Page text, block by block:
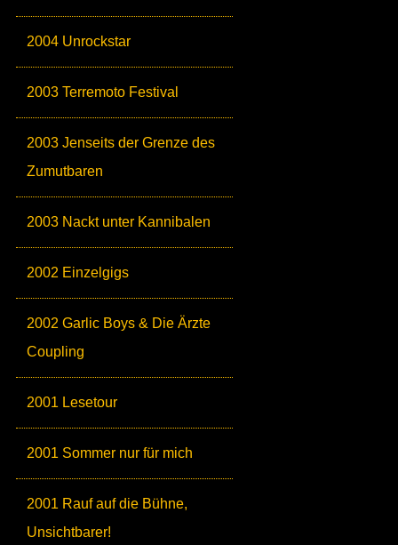
2004 Unrockstar
2003 Terremoto Festival
2003 Jenseits der Grenze des
Zumutbaren
2003 Nackt unter Kannibalen
2002 Einzelgigs
2002 Garlic Boys & Die Ärzte
Coupling
2001 Lesetour
2001 Sommer nur für mich
2001 Rauf auf die Bühne,
Unsichtbarer!